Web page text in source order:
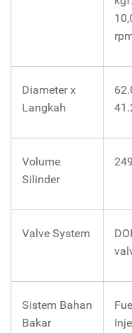
Diameter x
Langkah
Volume
Silinder
Valve System
Sistem Bahan
Bakar
Fuel